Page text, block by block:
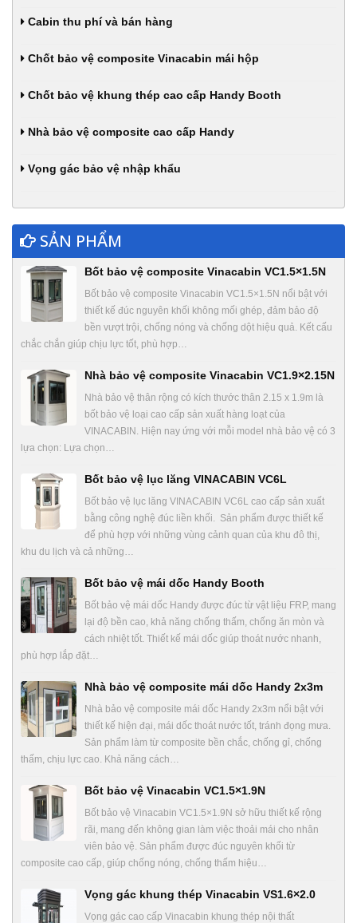
Cabin thu phí và bán hàng
Chốt bảo vệ composite Vinacabin mái hộp
Chốt bảo vệ khung thép cao cấp Handy Booth
Nhà bảo vệ composite cao cấp Handy
Vọng gác bảo vệ nhập khẩu
SẢN PHẨM
Bốt bảo vệ composite Vinacabin VC1.5×1.5N
Bốt bảo vệ composite Vinacabin VC1.5×1.5N nổi bật với
thiết kế đúc nguyên khối không mối ghép, đảm bảo độ
bền vượt trội, chống nóng và chống dột hiệu quả. Kết cấu
chắc chắn giúp chịu lực tốt, phù hợp…
Nhà bảo vệ composite Vinacabin VC1.9×2.15N
Nhà bảo vệ thân rộng có kích thước thân 2.15 x 1.9m là
bốt bảo vệ loại cao cấp sản xuất hàng loạt của
VINACABIN. Hiện nay ứng với mỗi model nhà bảo vệ có 3
lựa chọn: Lựa chọn…
Bốt bảo vệ lục lăng VINACABIN VC6L
Bốt bảo vệ lục lăng VINACABIN VC6L cao cấp sản xuất
bằng công nghệ đúc liền khối. Sản phẩm được thiết kế
để phù hợp với những vùng cảnh quan của khu đô thị,
khu du lịch và cả những…
Bốt bảo vệ mái dốc Handy Booth
Bốt bảo vệ mái dốc Handy được đúc từ vật liệu FRP, mang
lại độ bền cao, khả năng chống thấm, chống ăn mòn và
cách nhiệt tốt. Thiết kế mái dốc giúp thoát nước nhanh,
phù hợp lắp đặt…
Nhà bảo vệ composite mái dốc Handy 2x3m
Nhà bảo vệ composite mái dốc Handy 2x3m nổi bật với
thiết kế hiện đại, mái dốc thoát nước tốt, tránh đọng mưa.
Sản phẩm làm từ composite bền chắc, chống gỉ, chống
thấm, chịu lực cao. Khả năng cách…
Bốt bảo vệ Vinacabin VC1.5×1.9N
Bốt bảo vệ Vinacabin VC1.5×1.9N sở hữu thiết kế rộng
rãi, mang đến không gian làm việc thoải mái cho nhân
viên bảo vệ. Sản phẩm được đúc nguyên khối từ
composite cao cấp, giúp chống nóng, chống thấm hiệu…
Vọng gác khung thép Vinacabin VS1.6×2.0
Vọng gác cao cấp Vinacabin khung thép nội thất